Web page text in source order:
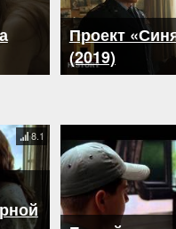
Проект
(2019)
8.1